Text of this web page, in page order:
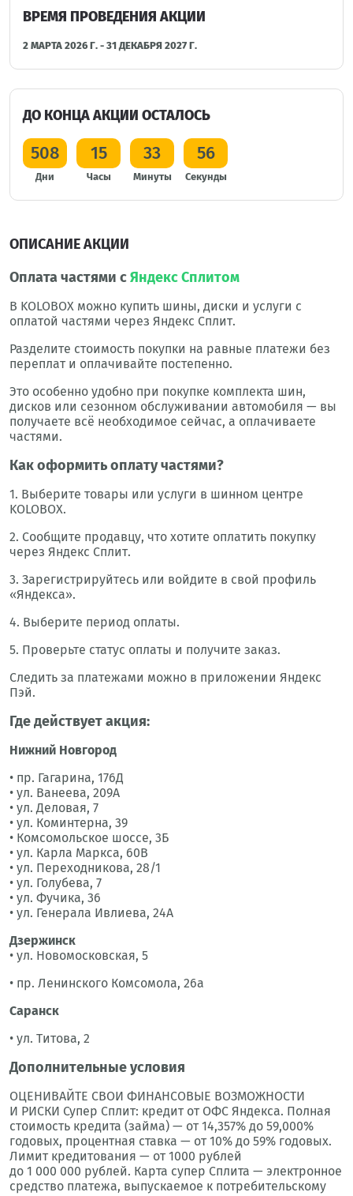
ВРЕМЯ ПРОВЕДЕНИЯ АКЦИИ
2 МАРТА 2026 Г. - 31 ДЕКАБРЯ 2027 Г.
ДО КОНЦА АКЦИИ ОСТАЛОСЬ
508
Дни
15
Часы
33
Минуты
55
Секунды
ОПИСАНИЕ АКЦИИ
Оплата частями сЯндекс Сплитом
В KOLOBOX можно купить шины, диски и услуги с
оплатой частями через Яндекс Сплит.
Разделите стоимость покупки на равные платежи без
переплат и оплачивайте постепенно.
Это особенно удобно при покупке комплекта шин,
дисков или сезонном обслуживании автомобиля — вы
получаете всё необходимое сейчас, а оплачиваете
частями.
Как оформить оплату частями?
1. Выберите товары или услуги в шинном центре
KOLOBOX.
2. Сообщите продавцу, что хотите оплатить покупку
через Яндекс Сплит.
3. Зарегистрируйтесь или войдите в свой профиль
«Яндекса».
4. Выберите период оплаты.
5. Проверьте статус оплаты и получите заказ.
Следить за платежами можно в приложении Яндекс
Пэй.
Где действует акция:
Нижний Новгород
• пр. Гагарина, 176Д
• ул. Ванеева, 209А
• ул. Деловая, 7
• ул. Коминтерна, 39
• Комсомольское шоссе, 3Б
• ул. Карла Маркса, 60В
• ул. Переходникова, 28/1
• ул. Голубева, 7
• ул. Фучика, 36
• ул. Генерала Ивлиева, 24А
Дзержинск
• ул. Новомосковская, 5
• пр. Ленинского Комсомола, 26а
Саранск
• ул. Титова, 2
Дополнительные условия
ОЦЕНИВАЙТЕ СВОИ ФИНАНСОВЫЕ ВОЗМОЖНОСТИ
И РИСКИ Супер Сплит: кредит от ОФС Яндекса. Полная
стоимость кредита (займа) — от 14,357% до 59,000%
годовых, процентная ставка — от 10% до 59% годовых.
Лимит кредитования — от 1000 рублей
до 1 000 000 рублей. Карта супер Сплита — электронное
средство платежа, выпускаемое к потребительскому